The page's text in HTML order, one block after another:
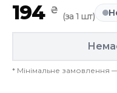
194 ₴
(за 1 шт)
* Мінімальне замовлення